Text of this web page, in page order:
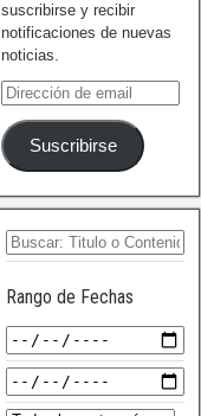
suscribirse y recibir
notificaciones de nuevas
noticias.
Suscribirse
Rango de Fechas